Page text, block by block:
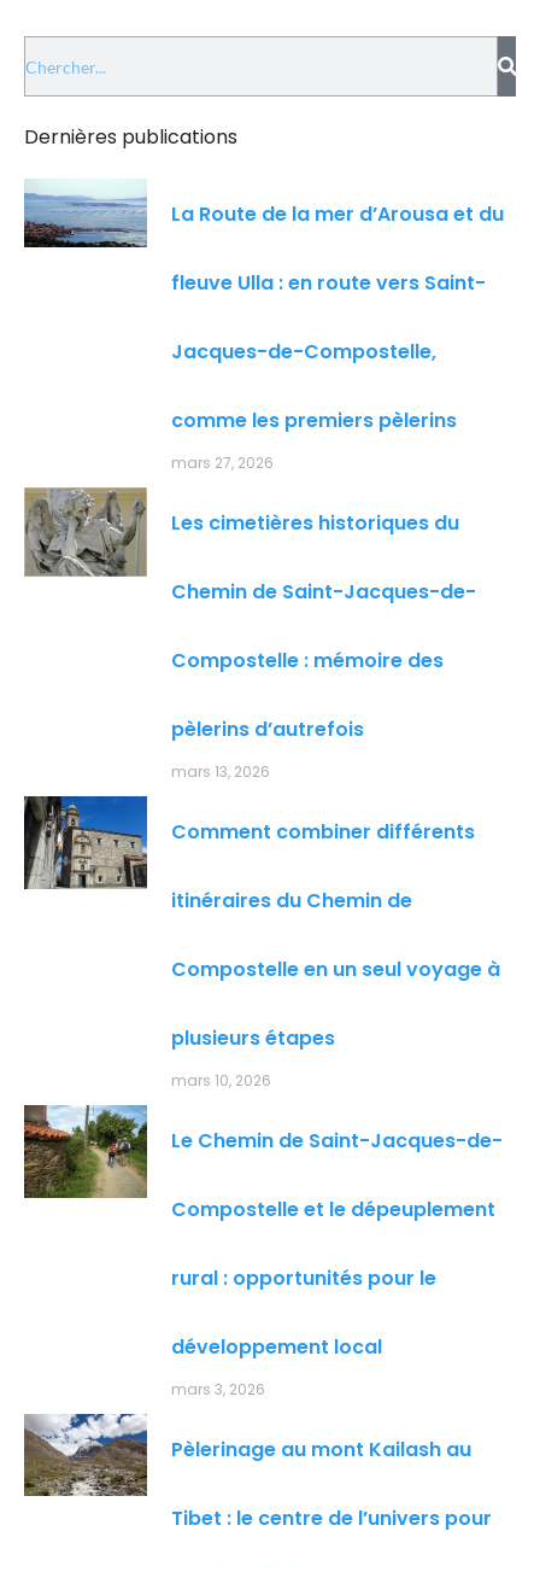
Dernières publications
La Route de la mer d’Arousa et du
fleuve Ulla : en route vers Saint-
Jacques-de-Compostelle,
comme les premiers pèlerins
mars 27, 2026
Les cimetières historiques du
Chemin de Saint-Jacques-de-
Compostelle : mémoire des
pèlerins d’autrefois
mars 13, 2026
Comment combiner différents
itinéraires du Chemin de
Compostelle en un seul voyage à
plusieurs étapes
mars 10, 2026
Le Chemin de Saint-Jacques-de-
Compostelle et le dépeuplement
rural : opportunités pour le
développement local
mars 3, 2026
Pèlerinage au mont Kailash au
Tibet : le centre de l’univers pour